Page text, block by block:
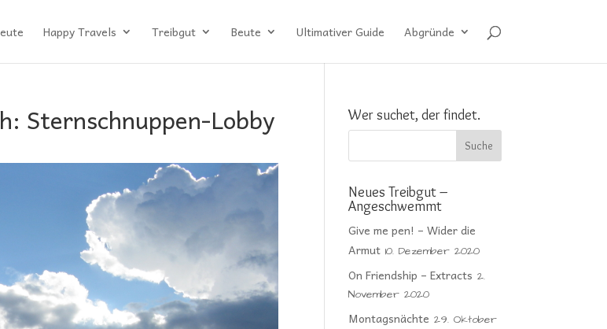
Happy Travels Treibgut Beute Ultimativer Guide Abgründe
Sternschnuppen-Lobby Wer suchet, der findet.
Neues Treibgut –
Angeschwemmt
Give me pen! – Wider die
Armut 10. Dezember 2020
On Friendship – Extracts 2.
November 2020
Montagsnächte 29. Oktober